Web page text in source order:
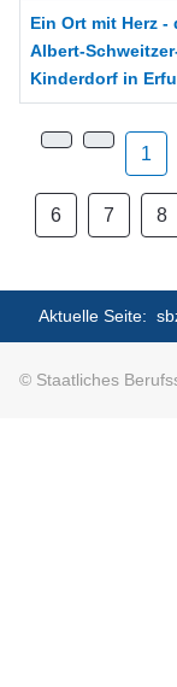
Ein Ort mit Herz -
Albert-
Kinderdorf in
1
6 7 8
Aktuelle Seite:
© Staatliches